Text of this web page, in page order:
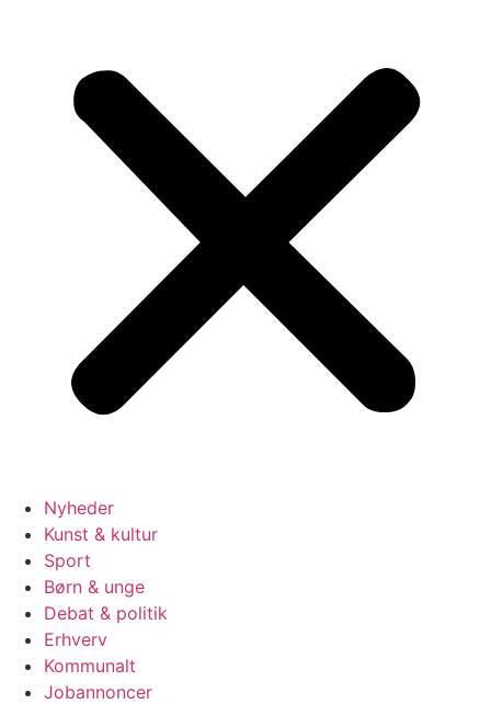
Nyheder
Kunst & kultur
Sport
Børn & unge
Debat & politik
Erhverv
Kommunalt
Jobannoncer